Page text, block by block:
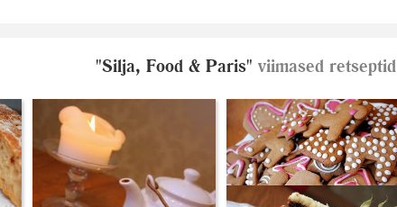
"Silja, Food & Paris" viimased retseptid